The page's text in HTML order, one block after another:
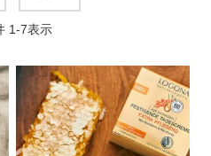
1-7表示